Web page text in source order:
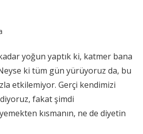
yoğun yaptık ki, katmer bana
ki tüm gün yürüyoruz da, bu
etkilemiyor. Gerçi kendimizi
fakat şimdi
kısmanın, ne de diyetin